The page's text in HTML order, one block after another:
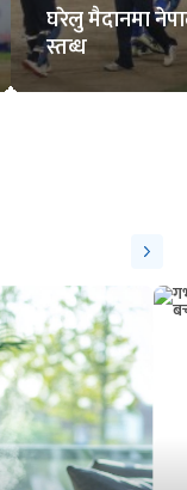
घरेलु मैदानमा
स्तब्ध